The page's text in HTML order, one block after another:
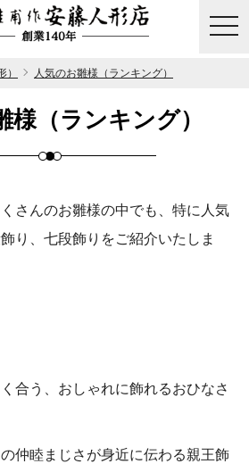
人気のお雛様（ランキング）
様（ランキング）
さんのお雛様の中でも、特に人気
り、七段飾りをご紹介いたしま
合う、おしゃれに飾れるおひなさ
仲睦まじさが身近に伝わる親王飾